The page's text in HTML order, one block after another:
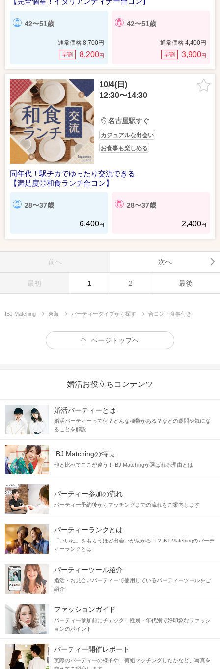
42〜51歳
通常価格 8,700円
早割 8,200円
42〜51歳
通常価格 4,400円
早割 3,900円
10/4(日)
12:30〜14:30
名古屋駅すぐ
カジュアルな出会い
お食事も楽しめる
同年代！駅チカでゆったり交流できる
【満足度◎和食ランチ合コン】
28〜37歳
6,400円
28〜37歳
2,400円
前へ 次へ
最初 1 2 最後
IBJ Matching 東海 パーティータイプから探す 合コン・食事付き
ページトップへ
婚活お役立ちコンテンツ
婚活パーティーとは
婚活パーティーって何？どんな種類がある？などの疑問や気にな
ることを解説
IBJ Matchingの特長
他と比べてここが違う！IBJ Matchingが選ばれる理由とは
パーティー参加の流れ
パーティー予約後からマッチングまでの流れをご案内します
パーティーランクとは
「いいね」をもらうほど出会いが広がる！？IBJ Matchingのパーテ
ィーランクとは
パーティーツール紹介
婚活・お見合いパーティーで使用しているパーティーツールをご
紹介
ファッションガイド
パーティー参加前にチェック！性別・年代別で好印象なファッシ
ョンのポイント
パーティー開催レポート
実際のパーティーの様子や、何組マッチングしたかなど、写真を